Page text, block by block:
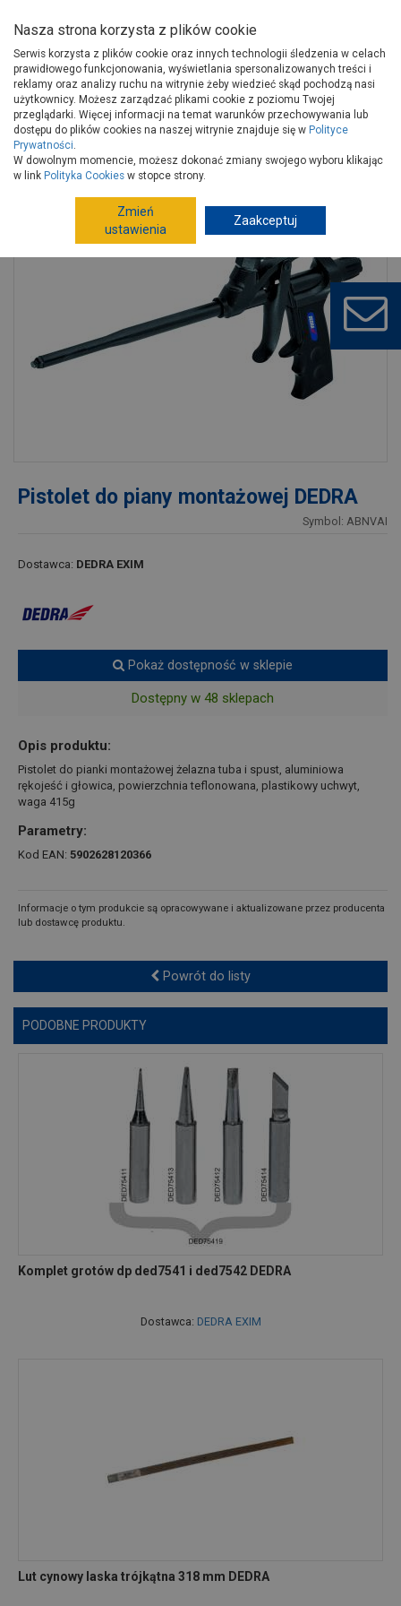
Strona główna Narzędzia
Elektronarzędzia, osprzęt
Lutownice, pistolety do kleju, opalarki
Akcesoria do lutowania, klejenia
Pistolet do piany montażowej DEDRA
Pistolet do piany montażowej DEDRA
Symbol: ABNVAI
Dostawca: DEDRA EXIM
Pokaż dostępność w sklepie
Dostępny w 48 sklepach
Opis produktu:
Pistolet do pianki montażowej żelazna tuba i spust, aluminiowa
rękojeść i głowica, powierzchnia teflonowana, plastikowy uchwyt,
waga 415g
Parametry:
Kod EAN: 5902628120366
Informacje o tym produkcie są opracowywane i aktualizowane przez producenta
lub dostawcę produktu.
Powrót do listy
PODOBNE PRODUKTY
Komplet grotów dp ded7541 i ded7542 DEDRA
Dostawca: DEDRA EXIM
Lut cynowy laska trójkątna 318 mm DEDRA
Nasza strona korzysta z plików cookie
Serwis korzysta z plików cookie oraz innych technologii śledzenia w celach
prawidłowego funkcjonowania, wyświetlania spersonalizowanych treści i
reklamy oraz analizy ruchu na witrynie żeby wiedzieć skąd pochodzą nasi
użytkownicy. Możesz zarządzać plikami cookie z poziomu Twojej
przeglądarki. Więcej informacji na temat warunków przechowywania lub
dostępu do plików cookies na naszej witrynie znajduje się w Polityce
Prywatności.
W dowolnym momencie, możesz dokonać zmiany swojego wyboru klikając
w link Polityka Cookies w stopce strony.
Zmień
ustawienia
Zaakceptuj